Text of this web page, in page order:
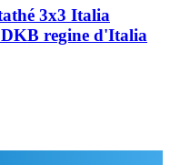
3x3 Italia
regine d'Italia